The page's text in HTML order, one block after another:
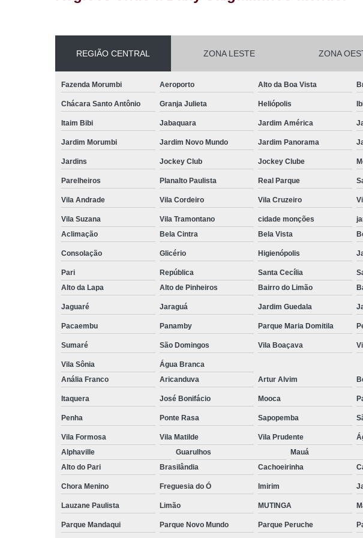
REGIÃO CENTRAL ZONA LESTE ZONA
Fazenda Morumbi Aeroporto Alto da Boa Vista
Chácara Santo Antônio Granja Julieta Heliópolis
Itaim Bibi Jabaquara Jardim América
Jardim Morumbi Jardim Novo Mundo Jardim Panorama
Jardins Jockey Club Jockey Clube
Parelheiros Planalto Paulista Real Parque
Vila Andrade Vila Cordeiro Vila Cruzeiro
Vila Suzana Vila Tramontano cidade monções
Aclimação
Bela Cintra Bela Vista
Consolação Glicério Higienópolis
Pari República Santa Cecília
Alto da Lapa
Alto de Pinheiros Bairro do Limão
Jaguaré Jaraguá Jardim Guedala
Pacaembu Panamby Parque Maria Domitila
Sumaré São Domingos Vila Boaçava
Vila Sônia
Água Branca
Anália Franco
Aricanduva Artur Alvim
Itaquera José Bonifácio Mooca
Penha Ponte Rasa Sapopemba
Vila Formosa Vila Matilde Vila Prudente
Alphaville
Guarulhos Mauá
Alto do Pari
Brasilândia Cachoeirinha
Chora Menino Freguesia do Ó Imirim
Lauzane Paulista Limão MUTINGA
Parque Mandaqui Parque Novo Mundo Parque Peruche